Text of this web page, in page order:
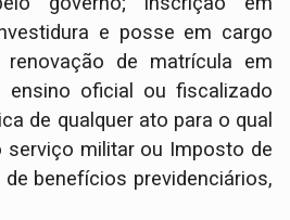
e posse em cargo
de matrícula em
ensino oficial ou fiscalizado
de qualquer ato para o qual
serviço militar ou Imposto de
de benefícios previdenciários,